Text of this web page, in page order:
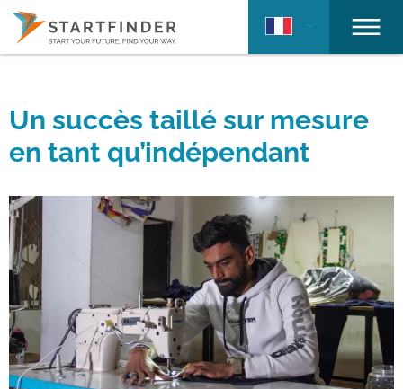
Un succès taillé sur mesure
en tant qu’indépendant